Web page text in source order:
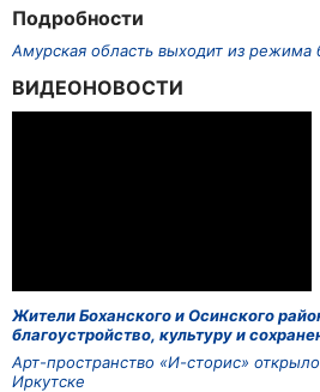
Подробности
Амурская область выходит из режима
ВИДЕОНОВОСТИ
Жители Боханского и Осинского
благоустройство, культуру и
Арт-пространство «И-сторис»
Иркутске